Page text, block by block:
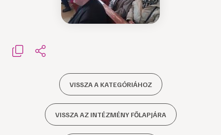
VISSZA A KATEGÓRIÁHOZ
VISSZA AZ INTÉZMÉNY FŐLAPJÁRA